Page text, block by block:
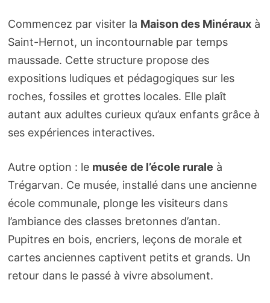
Commencez par visiter la Maison des Minérauxà
Saint-Hernot, un incontournable par temps
maussade. Cette structure propose des
expositions ludiques et pédagogiques sur les
roches, fossiles et grottes locales. Elle plaît
autant aux adultes curieux qu’aux enfants grâce à
ses expériences interactives.
Autre option : le musée de l’école rurale à
Trégarvan. Ce musée, installé dans une ancienne
école communale, plonge les visiteurs dans
l’ambiance des classes bretonnes d’antan.
Pupitres en bois, encriers, leçons de morale et
cartes anciennes captivent petits et grands. Un
retour dans le passé à vivre absolument.